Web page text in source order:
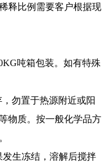
释比例需要客户根据现
吨箱包装。如有特殊
勿置于热源附近或阳
物质。按一般化学品方
生冻结，溶解后搅拌